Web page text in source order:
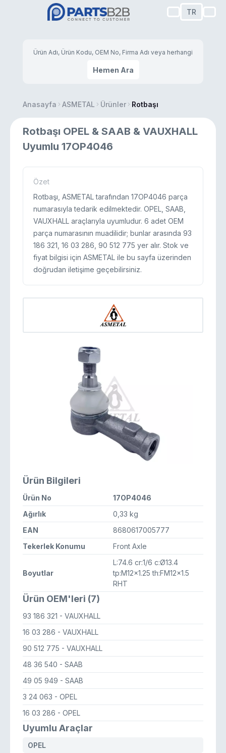
TR
Hemen Ara
Anasayfa ASMETAL Ürünler Rotbaşı
Rotbaşı OPEL & SAAB & VAUXHALL
Uyumlu 17OP4046
Özet
Rotbaşı, ASMETAL tarafından 17OP4046 parça
numarasıyla tedarik edilmektedir. OPEL, SAAB,
VAUXHALL araçlarıyla uyumludur. 6 adet OEM
parça numarasının muadilidir; bunlar arasında 93
186 321, 16 03 286, 90 512 775 yer alır. Stok ve
fiyat bilgisi için ASMETAL ile bu sayfa üzerinden
doğrudan iletişime geçebilirsiniz.
Ürün Bilgileri
Ürün No
17OP4046
Ağırlık
0,33 kg
EAN
8680617005777
Tekerlek Konumu
Front Axle
Boyutlar
L:74.6 cr:1/6 c:Ø13.4
tp:M12x1.25 th:FM12x1.5
RHT
Ürün OEM'leri (7)
93 186 321 - VAUXHALL
16 03 286 - VAUXHALL
90 512 775 - VAUXHALL
48 36 540 - SAAB
49 05 949 - SAAB
3 24 063 - OPEL
16 03 286 - OPEL
Uyumlu Araçlar
OPEL